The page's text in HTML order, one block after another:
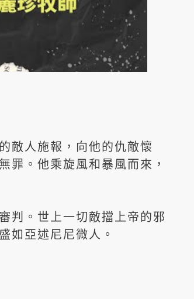
敵人施報，向他的仇敵懷
罪。他乘旋風和暴風而來，
。世上一切敵擋上帝的邪
如亞述尼尼微人。